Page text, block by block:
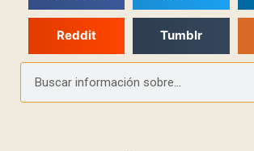
Reddit Tumblr